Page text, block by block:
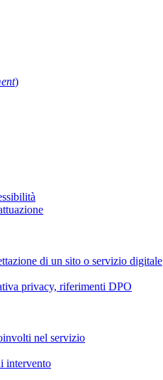
)
di un sito o servizio digitale
privacy, riferimenti DPO
nel servizio
intervento